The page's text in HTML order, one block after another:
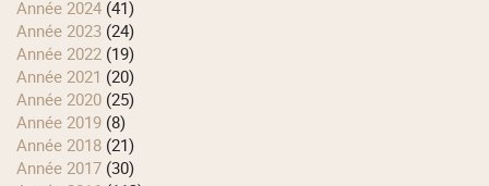
année 2024 (41)
année 2023 (24)
année 2022 (19)
année 2021 (20)
année 2020 (25)
année 2019 (8)
année 2018 (21)
année 2017 (30)